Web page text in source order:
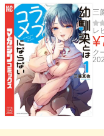
三
レ
¥
ク